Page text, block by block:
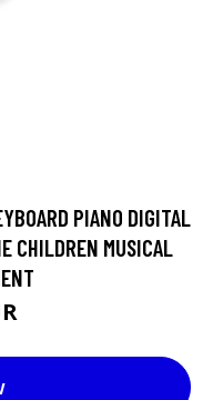
PIANO DIGITAL
CHILDREN MUSICAL